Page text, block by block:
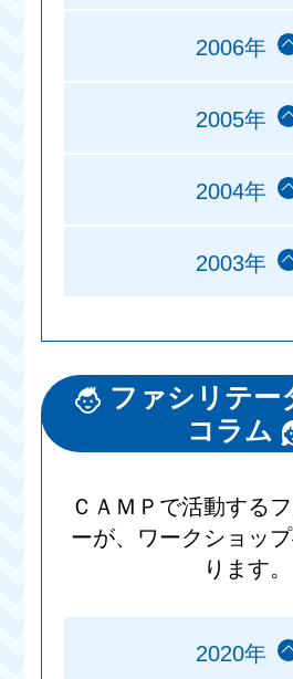
2006年
2005年
2004年
2003年
ファシリテー
コラム
ＣＡＭＰで活動する
ーが、ワークショッ
ります。
2020年